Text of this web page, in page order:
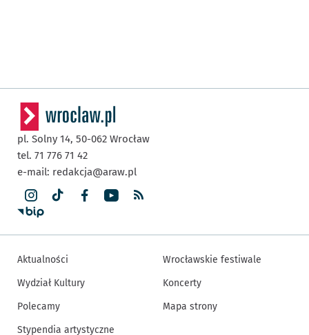
pl. Solny 14, 50-062 Wrocław
tel. 71 776 71 42
e-mail: redakcja@araw.pl
Aktualności
Wydział Kultury
Polecamy
Stypendia artystyczne
Wrocławskie festiwale
Koncerty
Mapa strony